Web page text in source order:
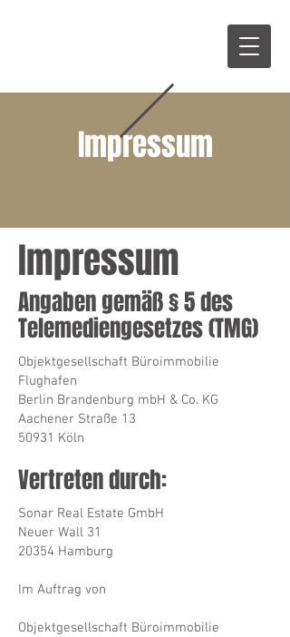
Impressum
Impressum
Angaben gemäß § 5 des
Telemediengesetzes (TMG)
Objektgesellschaft Büroimmobilie
Flughafen
Berlin Brandenburg mbH & Co. KG
Aachener Straße 13
50931 Köln
Vertreten durch:
Sonar Real Estate GmbH
Neuer Wall 31
20354 Hamburg
Im Auftrag von
Objektgesellschaft Büroimmobilie